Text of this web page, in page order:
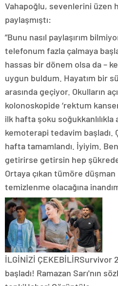
Vahapoğlu, sevenlerini üzen
paylaşmıştı:
”Bunu nasıl paylaşırım
telefonum fazla çalmaya
hassas bir dönem olsa da –
uygun buldum. Hayatım bir
arasında geçiyor. Okulların
kolonoskopide ‘rektum
ilk hafta şoku
kemoterapi tedavim başladı.
hafta tamamlandı. İyiyim.
getirirse getirsin hep
Ortaya çıkan tümöre
temizlenme olacağına
İLGİNİZİ ÇEKEBİLİRSurvivor
başladı! Ramazan Sarı'nın